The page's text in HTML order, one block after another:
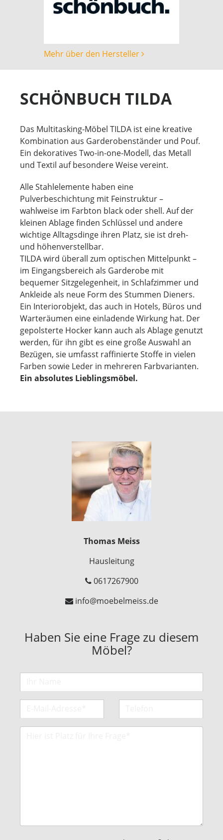
Mehr über den Hersteller
SCHÖNBUCH TILDA
Das Multitasking-Möbel TILDA ist eine kreative
Kombination aus Garderobenständer und Pouf.
Ein dekoratives Two-in-one-Modell, das Metall
und Textil auf besondere Weise vereint.
Alle Stahlelemente haben eine
Pulverbeschichtung mit Feinstruktur –
wahlweise im Farbton black oder shell. Auf der
kleinen Ablage finden Schlüssel und andere
wichtige Alltagsdinge ihren Platz, sie ist dreh-
und höhenverstellbar.
TILDA wird überall zum optischen Mittelpunkt –
im Eingangsbereich als Garderobe mit
bequemer Sitzgelegenheit, in Schlafzimmer und
Ankleide als neue Form des Stummen Dieners.
Ein Interiorobjekt, das auch in Hotels, Büros und
Warteräumen eine einladende Wirkung hat. Der
gepolsterte Hocker kann auch als Ablage genutzt
werden, für ihn gibt es eine große Auswahl an
Bezügen, sie umfasst raffinierte Stoffe in vielen
Farben sowie Leder in mehreren Farbvarianten.
Ein absolutes Lieblingsmöbel.
Thomas Meiss
Hausleitung
0617267900
info@moebelmeiss.de
Haben Sie eine Frage zu diesem
Möbel?